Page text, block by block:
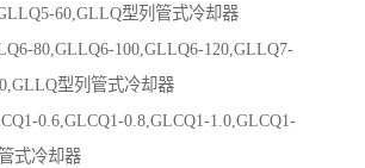
60,GLLQ型列管式冷却器
80,GLLQ6-100,GLLQ6-120,GLLQ7-
型列管式冷却器
0.6,GLCQ1-0.8,GLCQ1-1.0,GLCQ1-
式冷却器